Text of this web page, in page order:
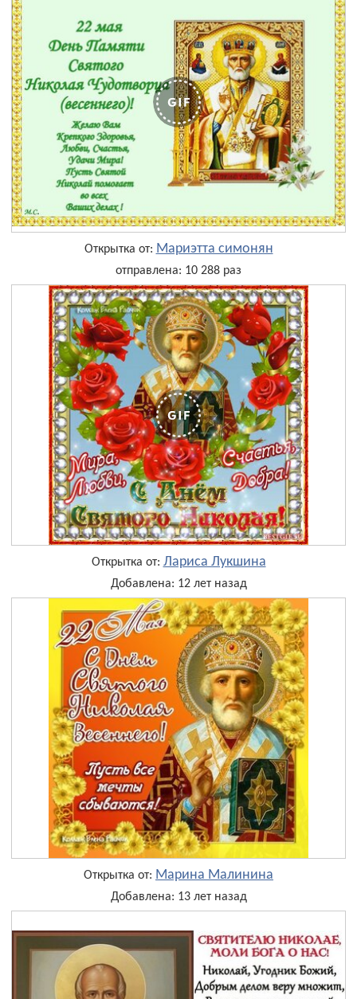
Открытка от: Мариэтта симонян
отправлена: 10 288 раз
Открытка от: Лариса Лукшина
Добавлена: 12 лет назад
Открытка от: Марина Малинина
Добавлена: 13 лет назад